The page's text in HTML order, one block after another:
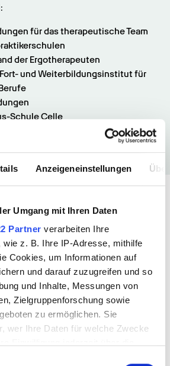
Anzeigeneinstellungen
Umgang mit Ihren Daten
Partner verarbeiten Ihre
wie z. B. Ihre IP-Adresse, mithilfe
Cookies, um Informationen auf
und darauf zuzugreifen und so
und Inhalte, Messungen von
Zielgruppenforschung sowie
zu ermöglichen. Sie
wer Ihre Daten für welche Zwecke
für das therapeutische Team
der Ergotherapeuten
Fort- und Weiterbildungsinstitut für
Schule Celle
deinen Termin mit
Termin möchtest